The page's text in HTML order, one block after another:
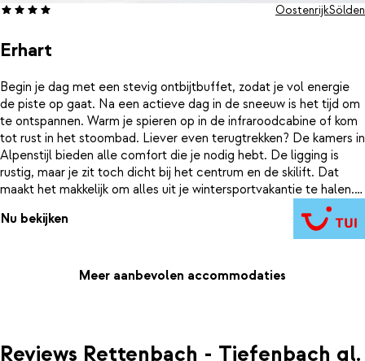
Erhart
OostenrijkSölden
Begin je dag met een stevig ontbijtbuffet, zodat je vol energie
de piste op gaat. Na een actieve dag in de sneeuw is het tijd om
te ontspannen. Warm je spieren op in de infraroodcabine of kom
tot rust in het stoombad. Liever even terugtrekken? De kamers in
Alpenstijl bieden alle comfort die je nodig hebt. De ligging is
rustig, maar je zit toch dicht bij het centrum en de skilift. Dat
maakt het makkelijk om alles uit je wintersportvakantie te halen.
En de skipas voor het gehele gebied is inbegrepen. Daarmee
heb je toegang tot honderden kilometers aan geprepareerde
pistes. Perfect voor wie graag afwisselt tussen verschillende
voorzien. Hier draait het om ontspannen, genieten en actief
Nu bekijken
Meer aanbevolen accommodaties
Reviews Rettenbach - Tiefenbach gl.